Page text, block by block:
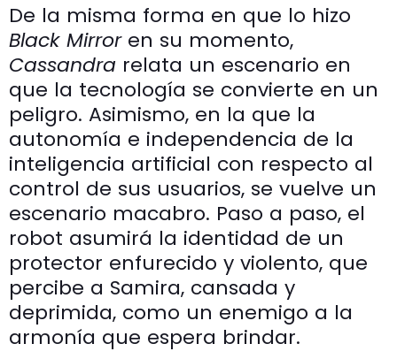
De la misma forma en que lo hizo
Black Mirroren su momento,
Cassandra relata un escenario en
que la tecnología se convierte en un
peligro. Asimismo, en la que la
autonomía e independencia de la
inteligencia artificial con respecto al
control de sus usuarios, se vuelve un
escenario macabro. Paso a paso, el
robot asumirá la identidad de un
protector enfurecido y violento, que
percibe a Samira, cansada y
deprimida, como un enemigo a la
armonía que espera brindar.